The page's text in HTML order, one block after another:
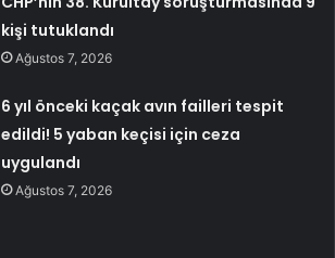
kişi tutuklandı
Ağustos 7, 2026
6 yıl önceki kaçak avın failleri tespit
edildi! 5 yaban keçisi için ceza
uygulandı
Ağustos 7, 2026